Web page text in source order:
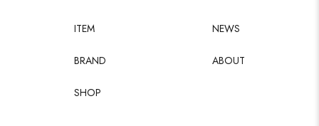
ITEM
BRAND
SHOP
NEWS
ABOUT